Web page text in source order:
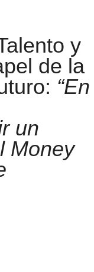
y
de la
“En
un
Money